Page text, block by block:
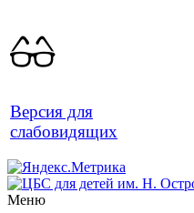
Версия для
слабовидящих
Меню